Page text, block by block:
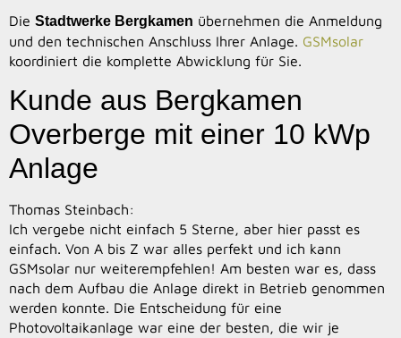
Die Stadtwerke Bergkamen übernehmen die Anmeldung
und den technischen Anschluss Ihrer Anlage. GSMsolar
koordiniert die komplette Abwicklung für Sie.
Kunde aus Bergkamen
Overberge mit einer 10 kWp
Anlage
Thomas Steinbach:
Ich vergebe nicht einfach 5 Sterne, aber hier passt es
einfach. Von A bis Z war alles perfekt und ich kann
GSMsolar nur weiterempfehlen! Am besten war es, dass
nach dem Aufbau die Anlage direkt in Betrieb genommen
werden konnte. Die Entscheidung für eine
Photovoltaikanlage war eine der besten, die wir je